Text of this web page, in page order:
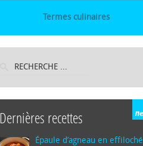
Termes culinaires
Dernières recettes
Épaule d’agneau en effiloché